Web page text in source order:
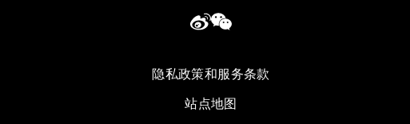
隐私政策和服务条款
站点地图